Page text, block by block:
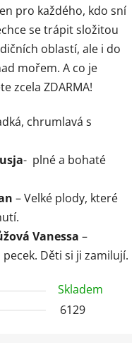
pro každého, kdo sní
se trápit složitou
oblastí, ale i do
mořem. A co je
zcela ZDARMA!
chrumlavá s
- plné a bohaté
– Velké plody, které
Vanessa –
Děti si ji zamilují.
Skladem
6129